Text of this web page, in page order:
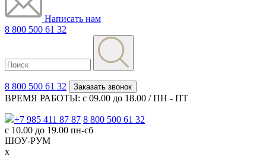
Написать нам
8 800 500 61 32
8 800 500 61 32 Заказать звонок
ВРЕМЯ РАБОТЫ: с 09.00 до 18.00 / ПН - ПТ
+7 985 411 87 87 8 800 500 61 32
с 10.00 до 19.00 пн-сб
ШОУ-РУМ
x